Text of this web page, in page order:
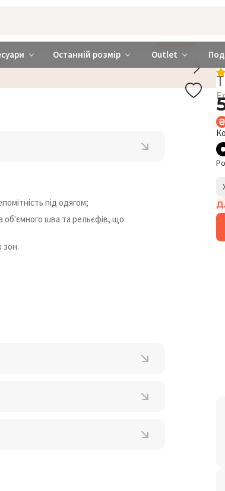
та Україна
Останній розмір Outlet
ДОДАЙ БРА
під одягом;
об'ємного шва та рельєфів, що
зон.